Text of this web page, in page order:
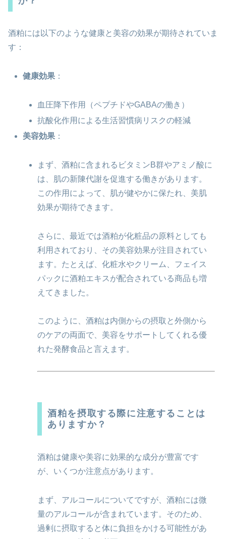
酒粕には以下のような健康と美容の効果が期待されていま
す：
健康効果 ：
血圧降下作用（ペプチドやGABAの働き）
抗酸化作用による生活習慣病リスクの軽減
美容効果 ：
まず、酒粕に含まれるビタミンB群やアミノ酸に
は、肌の新陳代謝を促進する働きがあります。
この作用によって、肌が健やかに保たれ、美肌
効果が期待できます。
さらに、最近では酒粕が化粧品の原料としても
利用されており、その美容効果が注目されてい
ます。たとえば、化粧水やクリーム、フェイス
パックに酒粕エキスが配合されている商品も増
えてきました。
このように、酒粕は内側からの摂取と外側から
のケアの両面で、美容をサポートしてくれる優
れた発酵食品と言えます。
酒粕を摂取する際に注意することは
ありますか？
酒粕は健康や美容に効果的な成分が豊富です
が、いくつか注意点があります。
まず、アルコールについてですが、酒粕には微
量のアルコールが含まれています。そのため、
過剰に摂取すると体に負担をかける可能性があ